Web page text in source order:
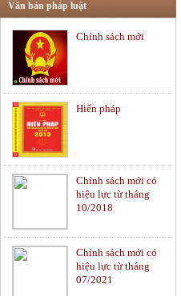
Tư vấn pháp luật lao
Tư vấn pháp luật
Chứng khoán và thị
trường vốn
Tư vấn pháp luật Dân
sự
Văn bản pháp luật
Chính sách mới
Hiến pháp
Chính sách mới có
hiệu lực từ tháng
10/2018
Chính sách mới có
hiệu lực từ tháng
07/2021